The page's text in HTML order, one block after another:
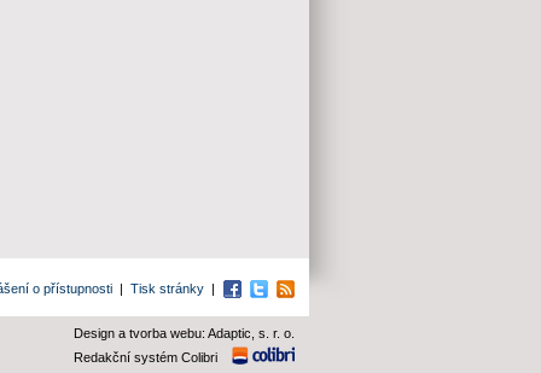
o přístupnosti | Tisk stránky | Facebook
TwitterRSS
Design a tvorba webu: Adaptic, s. r. o.
Redakční systém Colibri